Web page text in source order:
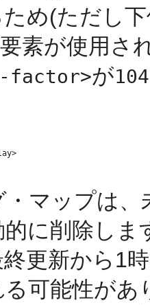
め(ただし
要素が使用さ
factor>が
マップは
に削除し
更新から1
る可能性が